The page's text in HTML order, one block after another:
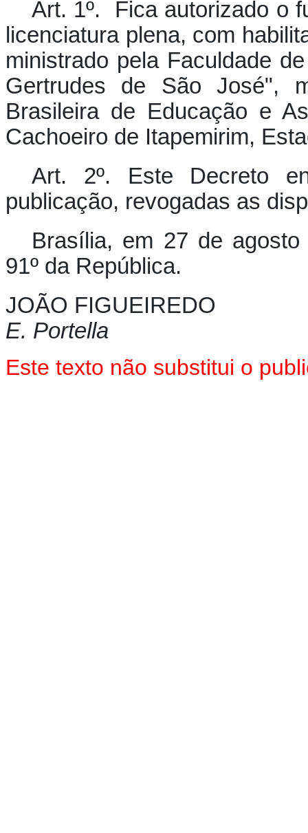
Art. 1º. Fica autorizado o
licenciatura plena, com
ministrado pela Faculdade
Gertrudes de São José",
Brasileira de Educação e
Cachoeiro de Itapemirim,
Art. 2º. Este Decreto
publicação, revogadas as
Brasília, em 27 de
91º da República.
JOÃO FIGUEIREDO
E. Portella
Este texto não substitui o